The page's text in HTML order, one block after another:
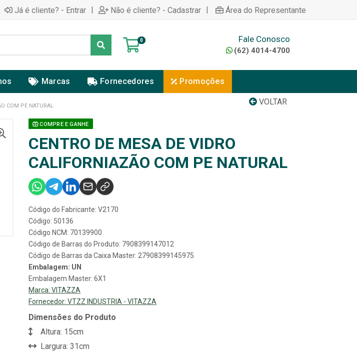
Já é cliente? - Entrar | Não é cliente? - Cadastrar | Área do Representante
0 Fale Conosco
(62) 4014-4700
Marcas Fornecedores Promoções
VOLTAR
COM PE NATURAL
COMPRE E GANHE
CENTRO DE MESA DE VIDRO
CALIFORNIAZÃO COM PE NATURAL
Código do Fabricante: V2170
Código: 50136
Código NCM: 70139900
Código de Barras do Produto: 7908399147012
Código de Barras da Caixa Master: 27908399145975
Embalagem: UN
Embalagem Master: 6X1
Marca: VITAZZA
Fornecedor: VTZZ INDUSTRIA - VITAZZA
Dimensões do Produto
Altura: 15cm
Largura: 31cm